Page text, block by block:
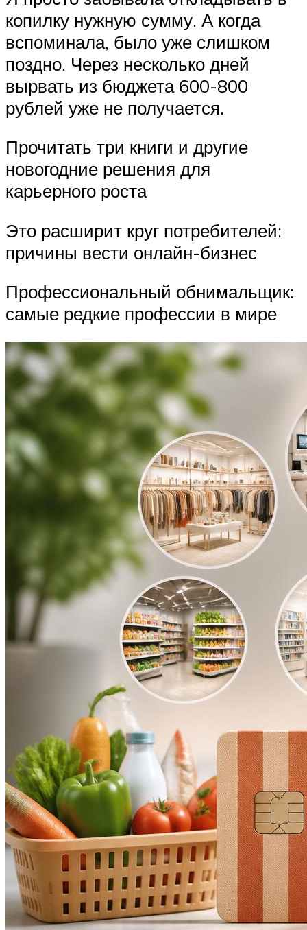
копилку нужную сумму. А когда
вспоминала, было уже слишком
поздно. Через несколько дней
вырвать из бюджета 600-800
рублей уже не получается.
Прочитать три книги и другие
новогодние решения для
карьерного роста
Это расширит круг потребителей:
причины вести онлайн-бизнес
Профессиональный обнимальщик:
самые редкие профессии в мире